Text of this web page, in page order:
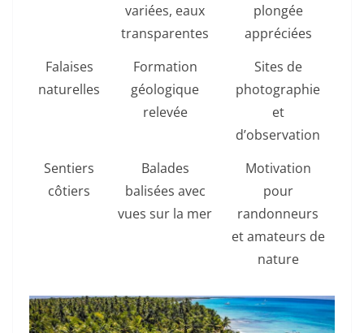
variées, eaux
transparentes
plongée
appréciées
Falaises
naturelles
Formation
géologique
relevée
Sites de
photographie
et
d’observation
Sentiers
côtiers
Balades
balisées avec
vues sur la mer
Motivation
pour
randonneurs
et amateurs de
nature